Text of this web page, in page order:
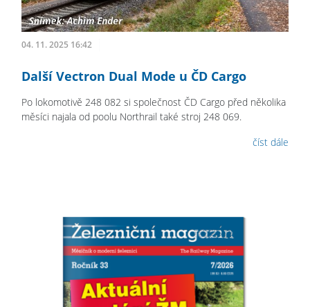
04. 11. 2025 16:42
Další Vectron Dual Mode u ČD Cargo
Po lokomotivě 248 082 si společnost ČD Cargo před několika
měsíci najala od poolu Northrail také stroj 248 069.
číst dále